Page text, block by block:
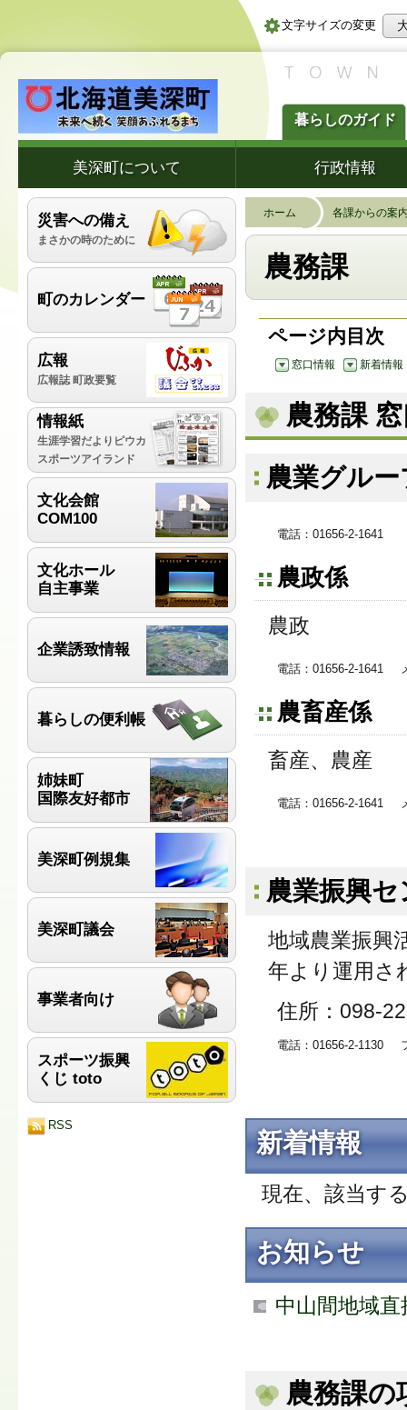
文字サイズの変更
暮らしのガイド
美深町について 行政情報
ホーム 各課からの案
農務課
ページ内目次
窓口情報 新着情報
農務課
農業グルー
電話：01656-2-1641
農政係
農政
電話：01656-2-1641
農畜産係
畜産、農産
電話：01656-2-1641
農業振興セ
地域農業振興
年より運用さ
住所：098-
電話：01656-2-1130
新着情報
現在、該当す
お知らせ
中山間地域
農務課の
災害への備え
まさかの時のために
町のカレンダー
広報
広報誌 町政要覧
情報紙
生涯学習だよりピウカ
スポーツアイランド
文化会館
COM100
文化ホール
自主事業
企業誘致情報
暮らしの便利帳
姉妹町
国際友好都市
美深町例規集
美深町議会
事業者向け
スポーツ振興
くじ toto
RSS